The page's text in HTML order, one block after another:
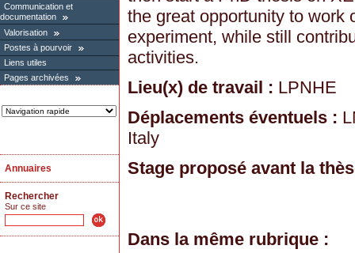
Communication et
documentation
Valorisation
Postes à pourvoir
Liens utiles
Pages archivées
Annuaires
Rechercher
Sur ce site
the great opportunity to work
experiment, while still
activities.
Lieu(x) de travail : LPNHE
Déplacements éventuels :
Italy
Stage proposé avant la
Dans la même rubrique :